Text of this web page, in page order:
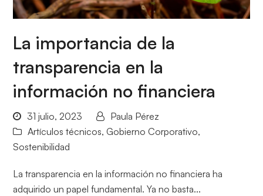
La importancia de la
transparencia en la
información no financiera
31 julio, 2023
Paula Pérez
Artículos técnicos, Gobierno Corporativo,
Sostenibilidad
La transparencia en la información no financiera ha
adquirido un papel fundamental. Ya no basta...